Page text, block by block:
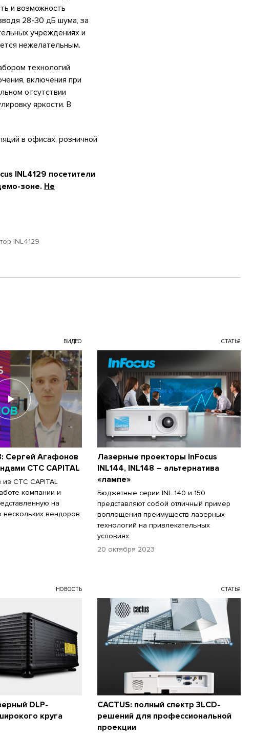
и возможность
28-30 дБ шума, за
учреждениях и
нежелательным.
технологий
включения при
отсутствии
яркости. В
в офисах, розничной
INL4129 посетители
зоне. Не
INL4129
ВИДЕО
Сергей Агафонов
CTC CAPITAL
CTC CAPITAL
компании и
на
нескольких вендоров.
СТАТЬЯ
Лазерные проекторы InFocus
INL144, INL148 – альтернатива
«лампе»
Бюджетные серии INL 140 и 150
представляют собой отличный пример
воплощения преимуществ лазерных
технологий на привлекательных
условиях.
20 октября 2023
НОВОСТЬ
DLP-
круга
СТАТЬЯ
CACTUS: полный спектр 3LCD-
решений для профессиональной
проекции